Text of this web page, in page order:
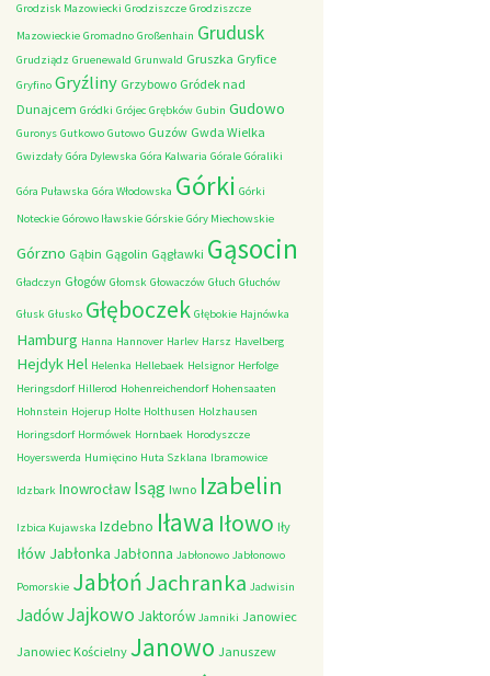
Grodzisk Mazowiecki Grodziszcze Grodziszcze
Mazowieckie Gromadno Großenhain Grudusk
Grudziądz Gruenewald Grunwald Gruszka Gryfice
Gryfino Gryźliny Grzybowo Gródek nad
Dunajcem Gródki Grójec Grębków Gubin Gudowo
Guronys Gutkowo Gutowo Guzów Gwda Wielka
Gwizdały Góra Dylewska Góra Kalwaria Górale Góraliki
Góra Puławska Góra Włodowska Górki Górki
Noteckie Górowo Iławskie Górskie Góry Miechowskie
Górzno Gąbin Gągolin Gągławki Gąsocin
Gładczyn Głogów Głomsk Głowaczów Głuch Głuchów
Głusk Głusko Głęboczek Głębokie Hajnówka
Hamburg Hanna Hannover Harlev Harsz Havelberg
HejdykHel Helenka Hellebaek Helsignor Herfolge
Heringsdorf Hillerod Hohenreichendorf Hohensaaten
Hohnstein Hojerup Holte Holthusen Holzhausen
Horingsdorf Hormówek Hornbaek Horodyszcze
Hoyerswerda Humięcino Huta Szklana Ibramowice
Idzbark Inowrocław Isąg Iwno Izabelin
Izbica Kujawska Izdebno Iława Iłowo Iły
Iłów Jabłonka Jabłonna Jabłonowo Jabłonowo
Pomorskie JabłońJachranka Jadwisin
JadówJajkowo Jaktorów Jamniki Janowiec
Janowiec Kościelny Janowo Januszew